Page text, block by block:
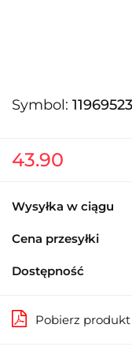
Symbol:
43.90
Wysyłka w ciągu
Cena przesyłki
Dostępność
Pobierz produkt